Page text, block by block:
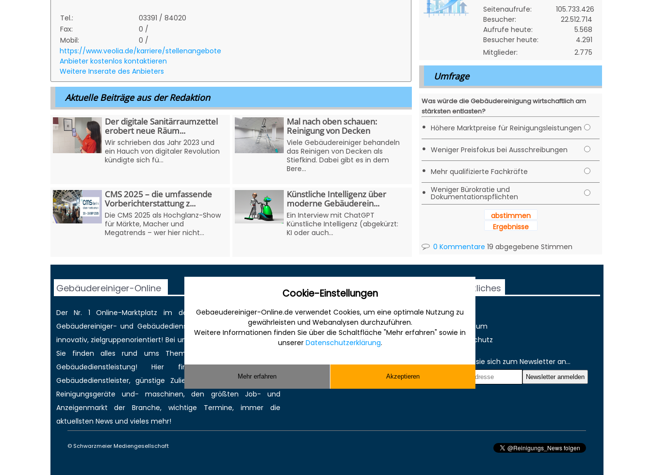
Tel.:
03391 / 84020
Fax:
0 /
Mobil:
0 /
https://www.veolia.de/karriere/stellenangebote
Anbieter kostenlos kontaktieren
Weitere Inserate des Anbieters
Aktuelle Beiträge aus der Redaktion
Der digitale Sanitärraumzettel
erobert neue Räum...
Wir schrieben das Jahr 2023 und
ein Hauch von digitaler Revolution
kündigte sich fü...
Mal nach oben schauen:
Reinigung von Decken
Viele Gebäudereiniger behandeln
das Reinigen von Decken als
Stiefkind. Dabei gibt es in dem
Bere...
CMS 2025 – die umfassende
Vorberichterstattung z...
Die CMS 2025 als Hochglanz-Show
für Märkte, Macher und
Megatrends – wer hier nicht...
Künstliche Intelligenz über
moderne Gebäuderein...
Ein Interview mit ChatGPT
Künstliche Intelligenz (abgekürzt:
KI oder auch...
Seitenaufrufe:
105.733.426
Besucher:
22.512.714
Aufrufe heute:
5.568
Besucher heute:
4.291
Mitglieder:
2.775
Umfrage
Was würde die Gebäudereinigung wirtschaftlich am
stärksten entlasten?
• Höhere Marktpreise für Reinigungsleistungen
• Weniger Preisfokus bei Ausschreibungen
• Mehr qualifizierte Fachkräfte
• Weniger Bürokratie und
Dokumentationspflichten
abstimmen
Ergebnisse
0 Kommentare 19 abgegebene Stimmen
Gebäudereiniger-Online
Der Nr. 1 Online-Marktplatz im deutschen Internet für die
Gebäudereiniger- und Gebäudedienstleisterbranche. Informativ,
innovativ, zielgruppenorientiert! Bei uns werden Sie gefunden und
Sie finden alles rund ums Thema Gebäudereinigung bzw.
Gebäudedienstleistung! Hier finden Sie kompetente
Gebäudedienstleister, günstige Zulieferer für Reinigungsmittel,
Reinigungsgeräte und- maschinen, den größtenJob- und
Anzeigenmarkt der Branche,wichtige Termine, immer die
aktuellsten News und vieles mehr!
Sonstiges
Werbung
Musterverträge und Vorlagen
Hilfe
Rechtliches
AGB
Impressum
Datenschutz
Melden sie sich zum Newsletter an...
© Schwarzmeier Mediengesellschaft
Cookie-Einstellungen
Gebaeudereiniger-Online.de verwendet Cookies, um eine optimale Nutzung zu
gewährleisten und Webanalysen durchzuführen.
Weitere Informationen finden Sie über die Schaltfläche "Mehr erfahren" sowie in
unserer Datenschutzerklärung.
Mehr erfahren Akzeptieren